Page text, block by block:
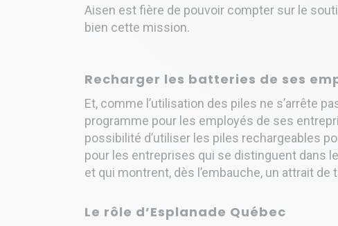
Aisen est fière de pouvoir compter sur le
bien cette mission.
Recharger les batteries de ses
Et, comme l’utilisation des piles ne s’arrête
programme pour les employés de ses
possibilité d’utiliser les piles rechargeables
pour les entreprises qui se distinguent dans
et qui montrent, dès l’embauche, un attrait
Le rôle d’Esplanade Québec